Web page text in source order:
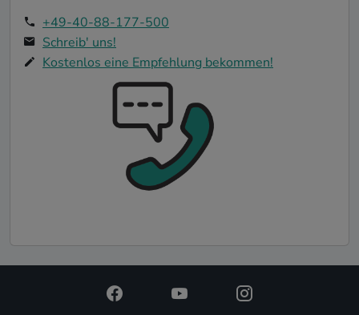
+49-40-88-177-500
Schreib' uns!
Kostenlos eine Empfehlung bekommen!